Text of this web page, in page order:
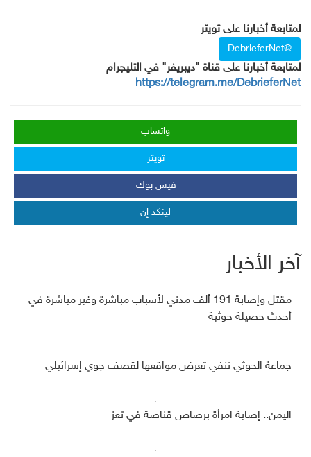
لمتابعة أخبارنا على تويتر
@DebrieferNet
لمتابعة أخبارنا على قناة "ديبريفر" في التليجرام
https://telegram.me/DebrieferNet
واتساب
تويتر
فيس بوك
لينكد إن
آخر الأخبار
مقتل وإصابة 191 ألف مدني لأسباب مباشرة وغير مباشرة في
أحدث حصيلة حوثية
جماعة الحوثي تنفي تعرض مواقعها لقصف جوي إسرائيلي
اليمن.. إصابة امرأة برصاص قناصة في تعز